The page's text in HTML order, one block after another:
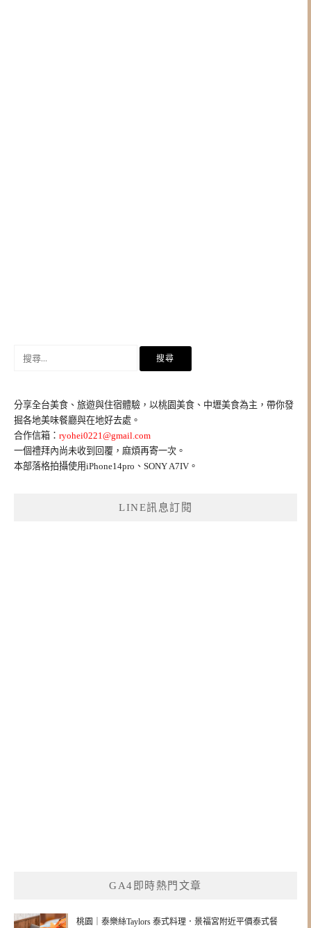
字:
分享全台美食、旅遊與住宿體驗，以桃園美食、中壢美食為主，帶你發
掘各地美味餐廳與在地好去處。
合作信箱： ryohei0221@gmail.com
一個禮拜內尚未收到回覆，麻煩再寄一次。
本部落格拍攝使用iPhone14pro、SONY A7IV。
LINE訊息訂閱
GA4即時熱門文章
桃園｜泰樂絲Taylors 泰式料理．景福宮附近平價泰式餐